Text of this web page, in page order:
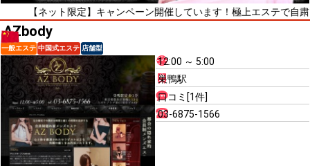
ット限定】キャンペーン開催しています！極上エステで自粛疲れを
AZbody
一般エステ 中国式エステ 店舗型
12:00 ～ 5:00
巣鴨駅
口コミ[1件]
03-6875-1566